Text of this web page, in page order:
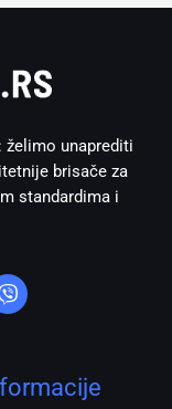
želimo unaprediti
brisače za
standardima i
i
b
e